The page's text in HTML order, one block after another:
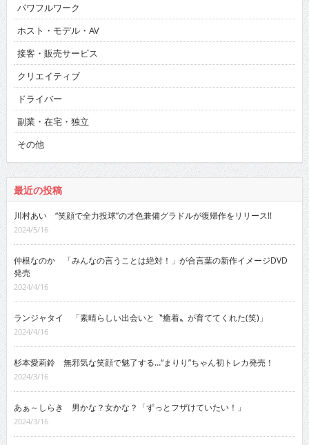
パワフルワーク
ホスト・モデル・AV
接客・販売サービス
クリエイティブ
ドライバー
副業・在宅・独立
その他
最近の投稿
川村あい “笑顔で全力投球”の才色兼備グラドルが復帰作をリリース!!
2024/5/16
仲根なのか 「みんなの言うことは絶対！」が合言葉の新作イメージDVD
発売
2024/4/16
ランジャタイ 「素晴らしい出会いと〝癒着〟が育ててくれた(笑)」
2024/4/16
杉本愛莉鈴 無邪気な笑顔で魅了する…“まりり”ちゃん初トレカ発売！
2024/3/16
あぁ～しらき 男かな？女かな？「ずっとフザけていたい！」
2024/3/16